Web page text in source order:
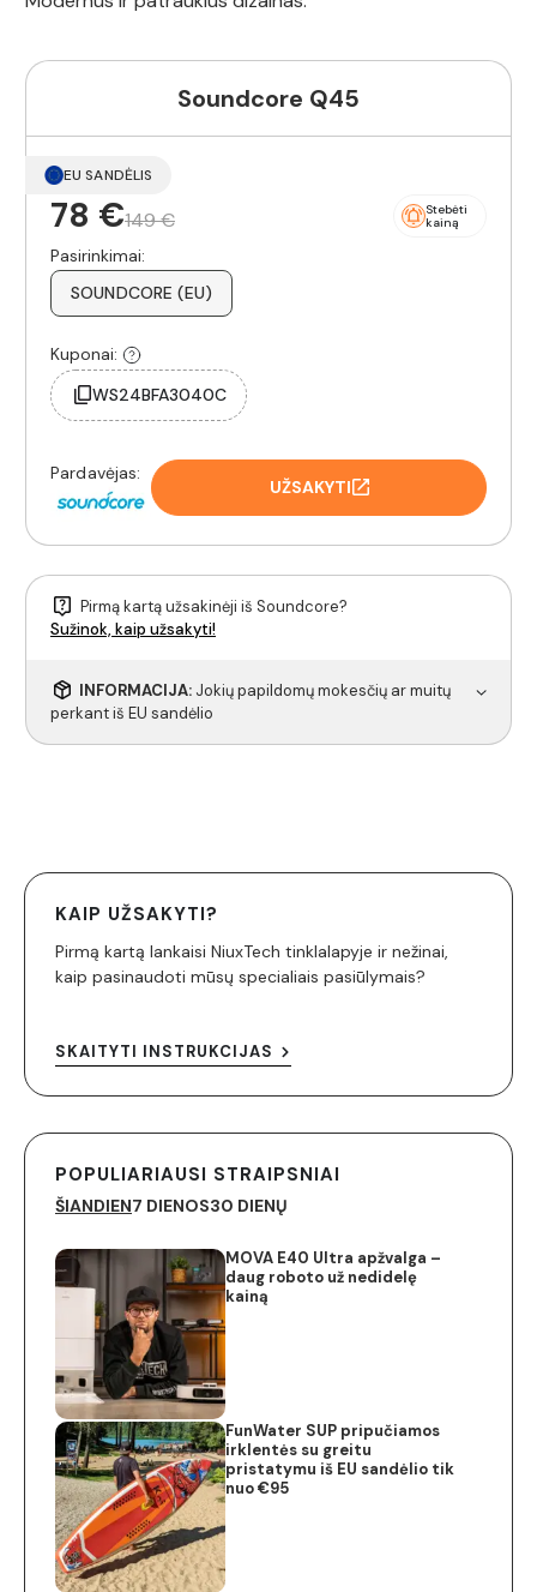
Soundcore Q45
EU SANDĖLIS
78 €149 €
Stebėti
kainą
Pasirinkimai:
SOUNDCORE (EU)
Kuponai:
WS24BFA3040C
Pardavėjas:
UŽSAKYTI
Pirmą kartą užsakinėji iš Soundcore?
Sužinok, kaip užsakyti!
INFORMACIJA: Jokių papildomų mokesčių ar muitų
perkant iš EU sandėlio
KAIP UŽSAKYTI?
Pirmą kartą lankaisi NiuxTech tinklalapyje ir nežinai,
kaip pasinaudoti mūsų specialiais pasiūlymais?
SKAITYTI INSTRUKCIJAS
POPULIARIAUSI STRAIPSNIAI
ŠIANDIEN7 DIENOS30 DIENŲ
MOVA E40 Ultra apžvalga –
daug roboto už nedidelę
kainą
FunWater SUP pripučiamos
irklentės su greitu
pristatymu iš EU sandėlio tik
nuo €95